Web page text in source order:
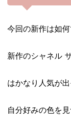
今回の新作は如
新作のシャネル
はかなり人気が
自分好みの色を